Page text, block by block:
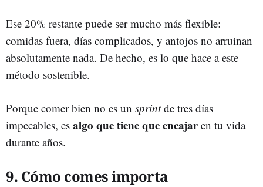
Ese 20% restante puede ser mucho más flexible:
comidas fuera, días complicados, y antojos no arruinan
absolutamente nada. De hecho, es lo que hace a este
método sostenible.
Porque comer bien no es un sprintde tres días
impecables, es algo que tiene que encajaren tu vida
durante años.
9. Cómo comes importa